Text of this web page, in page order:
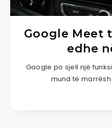
Google Meet
edhe
Google po sjell një
mund të